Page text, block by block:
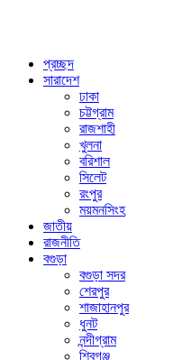
প্রচ্ছদ
সারাদেশ
ঢাকা
চট্টগ্রাম
রাজশাহী
খুলনা
বরিশাল
সিলেট
রংপুর
ময়মনসিংহ
জাতীয়
রাজনীতি
বগুড়া
বগুড়া সদর
শেরপুর
শাজাহানপুর
ধুনট
নন্দীগ্রাম
শিবগঞ্জ